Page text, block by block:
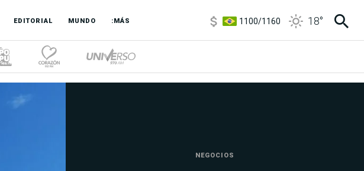
EDITORIAL MUNDO :MÁS
3,8/4
6850/7200
18°
NEGOCIOS